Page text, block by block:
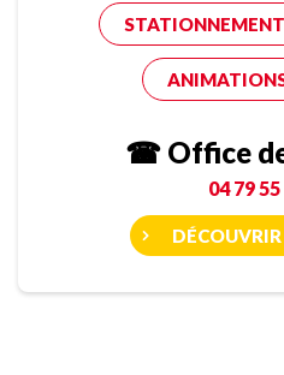
☎ Office
04 79